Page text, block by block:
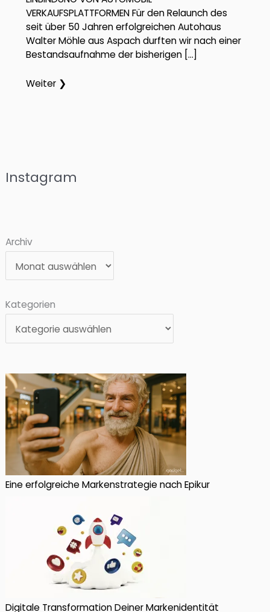
VERKAUFSPLATTFORMEN Für den Relaunch des
seit über 50 Jahren erfolgreichen Autohaus
Walter Möhle aus Aspach durften wir nach einer
Bestandsaufnahme der bisherigen […]
Weiter ❯
Instagram
Archiv
Kategorien
Eine erfolgreiche Markenstrategie nach Epikur
Digitale Transformation Deiner Markenidentität